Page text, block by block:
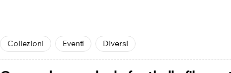
Collezioni Eventi Diversi